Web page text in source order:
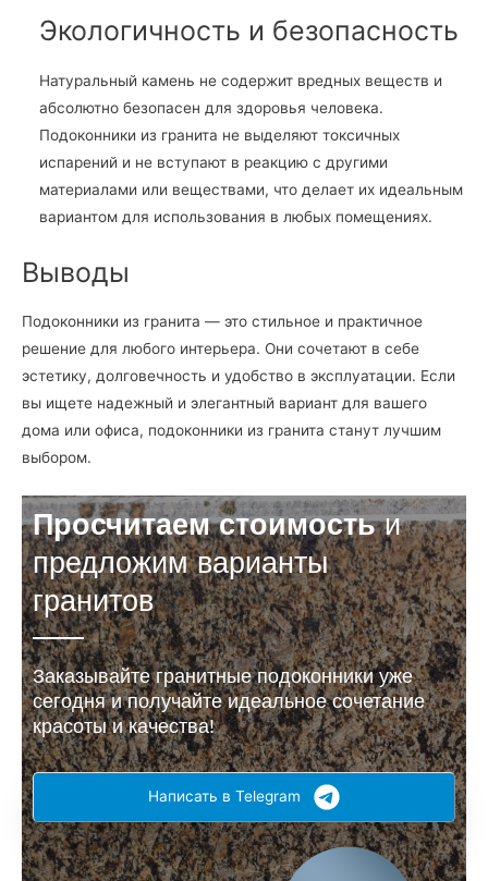
Экологичность и безопасность
Натуральный камень не содержит вредных веществ и
абсолютно безопасен для здоровья человека.
Подоконники из гранита не выделяют токсичных
испарений и не вступают в реакцию с другими
материалами или веществами, что делает их идеальным
вариантом для использования в любых помещениях.
Выводы
Подоконники из гранита — это стильное и практичное
решение для любого интерьера. Они сочетают в себе
эстетику, долговечность и удобство в эксплуатации. Если
вы ищете надежный и элегантный вариант для вашего
дома или офиса, подоконники из гранита станут лучшим
выбором.
Просчитаем стоимостьи
предложим варианты
гранитов
Заказывайте гранитные подоконники уже
сегодня и получайте идеальное сочетание
красоты и качества!
Написать в Telegram